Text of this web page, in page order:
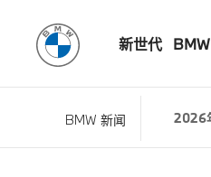
新世代
BMW 新闻 2026